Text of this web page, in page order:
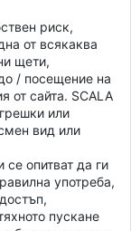
риск,
от всякаква
щети,
/ посещение на
от сайта. SCALA
или
вид или
се опитват да ги
употреба,
пускане